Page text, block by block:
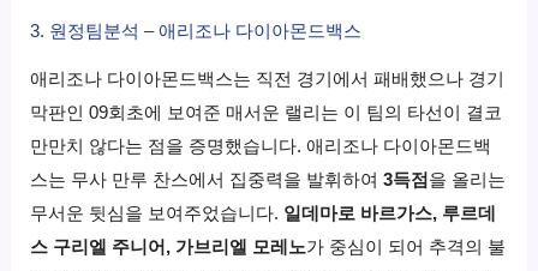
3. 원정팀분석 – 애리조나 다이아몬드백스
애리조나 다이아몬드백스는 직전 경기에서 패배했으나 경기
막판인 09회초에 보여준 매서운 랠리는 이 팀의 타선이 결코
만만치 않다는 점을 증명했습니다. 애리조나 다이아몬드백
스는 무사 만루 찬스에서 집중력을 발휘하여3득점 을 올리는
무서운 뒷심을 보여주었습니다. 일데마로 바르가스, 루르데
스 구리엘 주니어, 가브리엘 모레노가 중심이 되어 추격의 불